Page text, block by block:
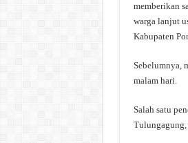
memberikan
warga lanjut
Kabupaten
Sebelumnya,
malam hari.
Salah satu
Tulungagung,